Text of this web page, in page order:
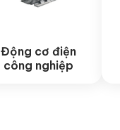
Động cơ điện
công nghiệp